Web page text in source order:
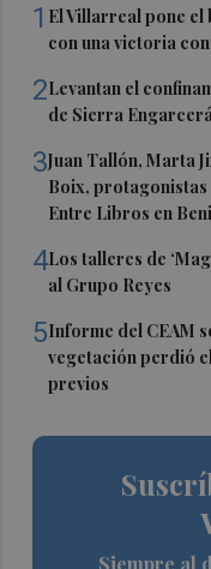
1 El Villarreal pone
con una victoria
2Levantan el
de Sierra
3Juan Tallón, Marta
Boix,
Entre Libros en
4Los talleres de
al Grupo Reyes
5Informe del CEAM
vegetación perdió el
previos
Siempre al